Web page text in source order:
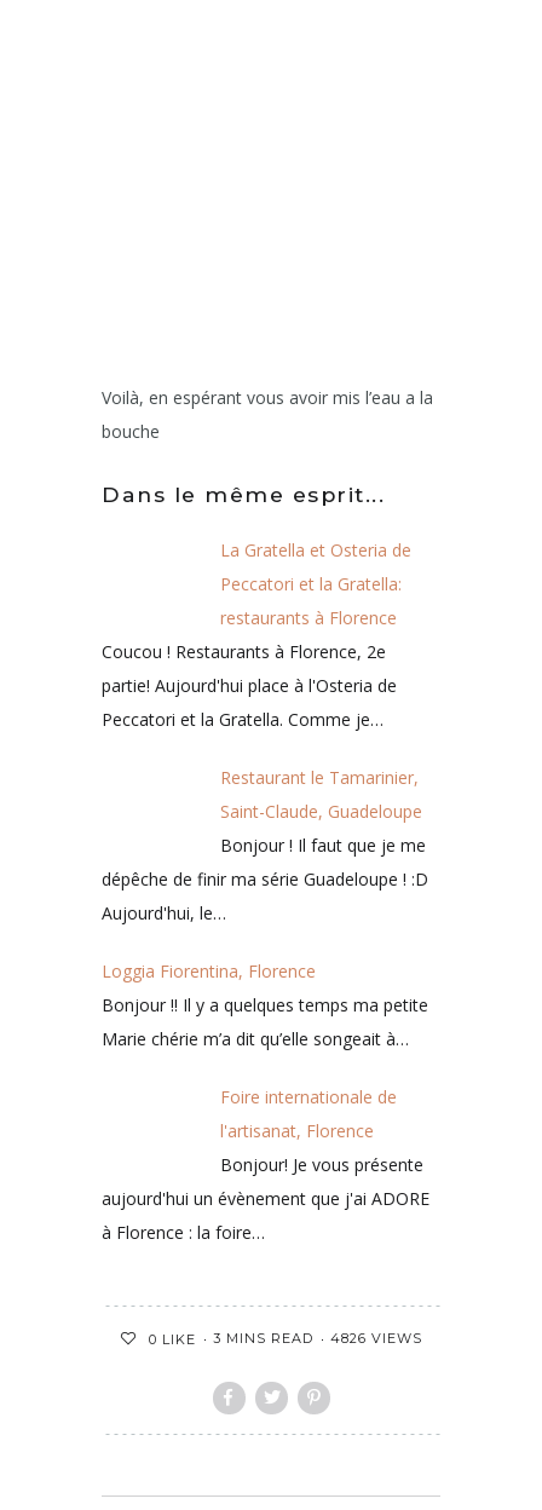
Voilà, en espérant vous avoir mis l’eau a la
bouche
Dans le même esprit...
La Gratella et Osteria de
Peccatori et la Gratella:
restaurants à Florence
Coucou ! Restaurants à Florence, 2e
partie! Aujourd'hui place à l'Osteria de
Peccatori et la Gratella. Comme je…
Restaurant le Tamarinier,
Saint-Claude, Guadeloupe
Bonjour ! Il faut que je me
dépêche de finir ma série Guadeloupe ! :D
Aujourd'hui, le…
Loggia Fiorentina, Florence
Bonjour !! Il y a quelques temps ma petite
Marie chérie m’a dit qu’elle songeait à…
Foire internationale de
l'artisanat, Florence
Bonjour! Je vous présente
aujourd'hui un évènement que j'ai ADORE
à Florence : la foire…
0 LIKE 3 MINS READ 4826 VIEWS